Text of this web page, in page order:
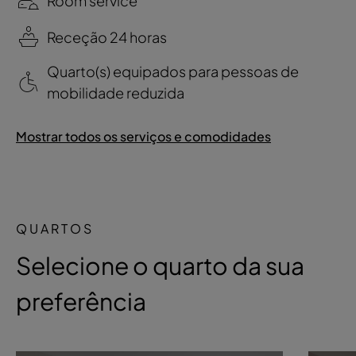
Receção 24 horas
Quarto(s) equipados para pessoas de
mobilidade reduzida
Mostrar todos os serviços e comodidades
QUARTOS
Selecione o quarto da sua
preferência